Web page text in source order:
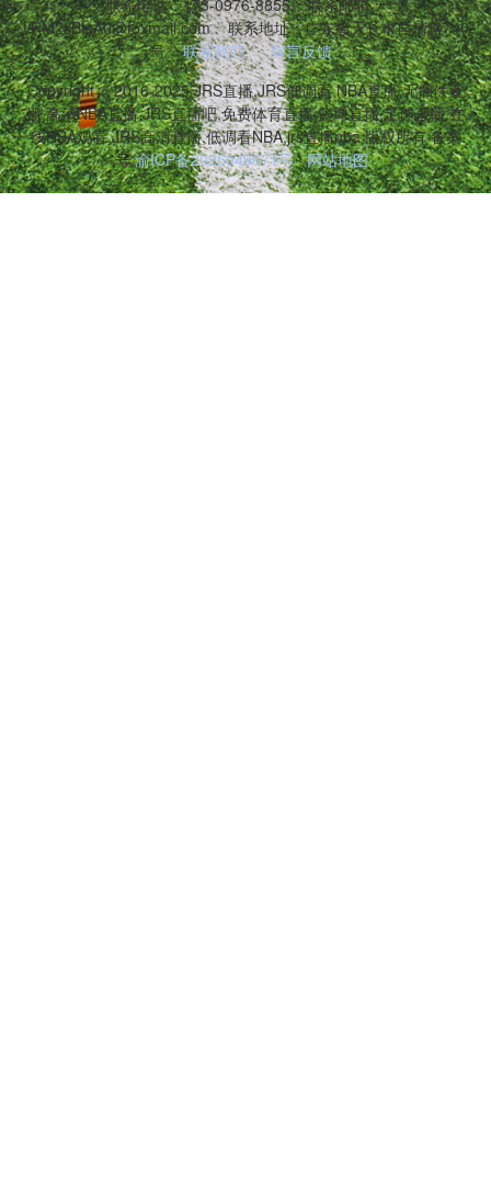
vRM2sBtsA0@foxmail.com
联系地址：广东省天长市自清路740
号
联系我们
留言反馈
Copyright © 2016-2025 JRS直播,JRS低调看,NBA直播,无插件直
播,高清NBA直播,JRS直播吧,免费体育直播,篮球直播,足球直播,在
线NBA观看,JRS高清直播,低调看NBA,jrs直播nba 版权所有 备案
号:渝ICP备2025049671号 网站地图